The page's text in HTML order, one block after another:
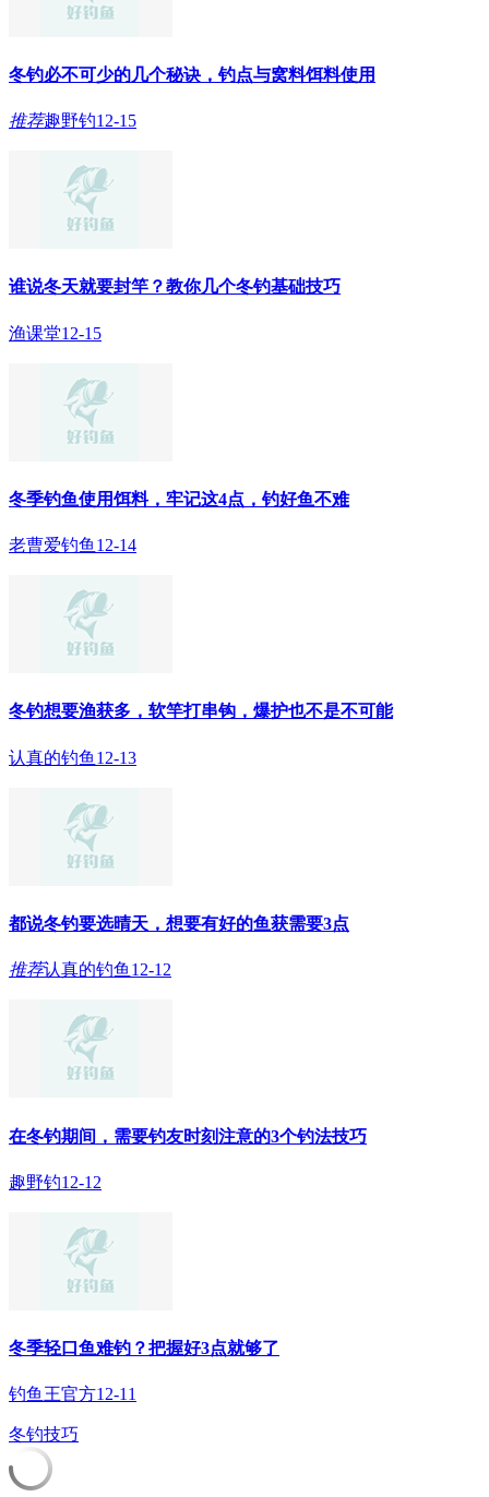
冬钓必不可少的几个秘诀，钓点与窝料饵料使用
推荐趣野钓12-15
谁说冬天就要封竿？教你几个冬钓基础技巧
渔课堂12-15
冬季钓鱼使用饵料，牢记这4点，钓好鱼不难
老曹爱钓鱼 12-14
冬钓想要渔获多，软竿打串钩，爆护也不是不可能
认真的钓鱼 12-13
都说冬钓要选晴天，想要有好的鱼获需要3点
推荐认真的钓鱼 12-12
在冬钓期间，需要钓友时刻注意的3个钓法技巧
趣野钓12-12
冬季轻口鱼难钓？把握好3点就够了
钓鱼王官方12-11
冬钓技巧